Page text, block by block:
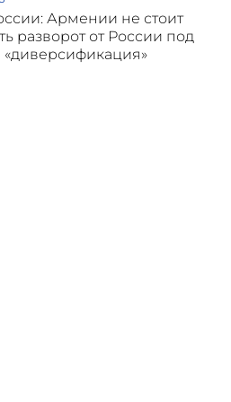
Армении не стоит
разворот от России под
«диверсификация»